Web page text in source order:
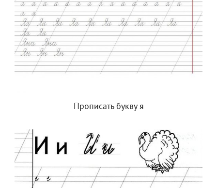
Прописать букву я